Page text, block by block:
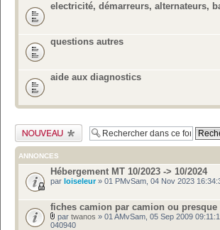
electricité, démarreurs, alternateurs,
questions autres
aide aux diagnostics
Publier un nouveau
sujet
ANNONCES
Hébergement MT 10/2023 -> 10/2024
par loiseleur» 01 PMvSam, 04 Nov 2023
fiches camion par camion ou presque
par twanos » 01 AMvSam, 05 Sep 2009
040940